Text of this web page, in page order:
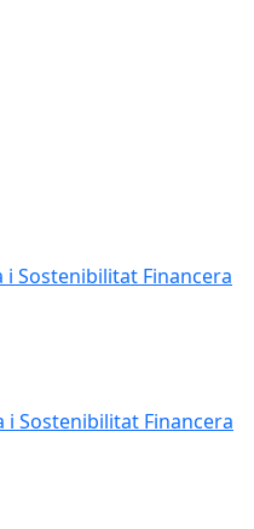
Sostenibilitat Financera
Sostenibilitat Financera